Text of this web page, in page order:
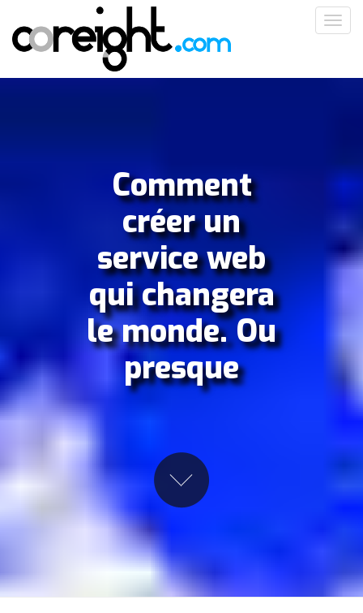
contenu
principal
Comment
créer un
service web
qui changera
le monde. Ou
presque